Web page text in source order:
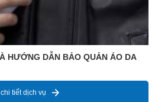
HƯỚNG DẪN BẢO QUẢN ÁO DA
tiết dịch vụ